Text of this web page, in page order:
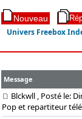
Univers Freebox
Message
Blckwll , Posté le:
Pop et repartiteur